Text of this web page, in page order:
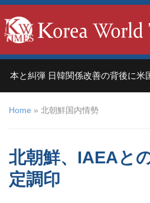
と糾弾 日韓関係改善の背後に米国
Home » 北朝鮮国内情勢
北朝鮮、IAEAと
定調印